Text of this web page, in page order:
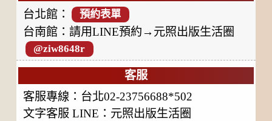
台北館：
預約表單
台南館：請用LINE預約→元照出版生活圈
@ziw8648r
客服
客服專線：台北02-23756688*502
文字客服 LINE：元照出版生活圈